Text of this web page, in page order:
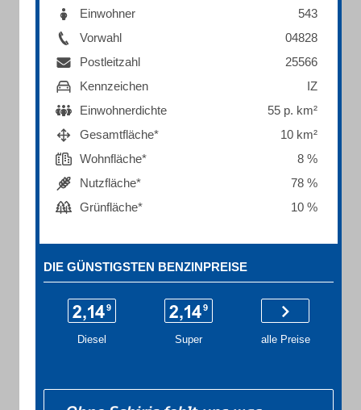
Einwohner
543
Vorwahl
04828
Postleitzahl
25566
Kennzeichen
IZ
Einwohnerdichte
55 p. km²
Gesamtfläche*
10 km²
Wohnfläche*
8 %
Nutzfläche*
78 %
Grünfläche*
10 %
DIE GÜNSTIGSTEN BENZINPREISE
Diesel Super alle Preise